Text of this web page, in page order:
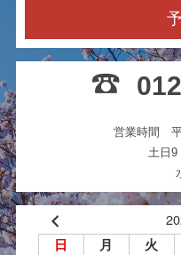
営業時間
土日9
日 月 火